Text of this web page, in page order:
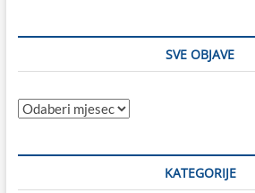
SVE OBJAVE
Sve
KATEGORIJE